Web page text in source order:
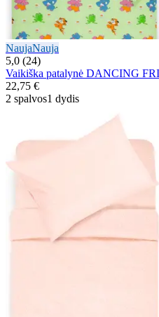
NaujaNauja
5,0 (24)
Vaikiška patalynė DANCING
22,75 €
2 spalvos1 dydis